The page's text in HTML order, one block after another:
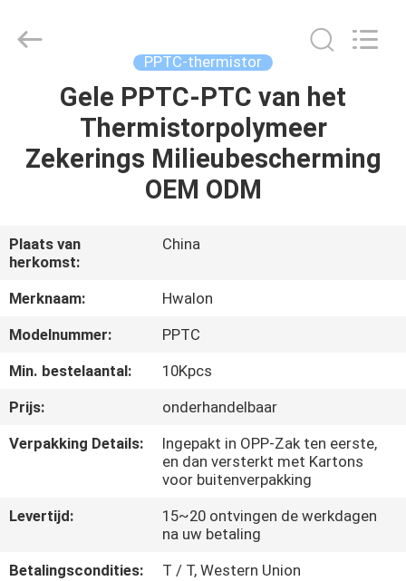
THUIS
PRODUCTEN
ONS
FABRIEKSTOCHT
KWALITEITSCONTROLE
NEEM
CONTACT
ONS
PPTC-thermistor
Gele PPTC-PTC van het
Thermistorpolymeer
Zekerings Milieubescherming
OEM ODM
Plaats van
herkomst:
China
Merknaam:
Hwalon
Modelnummer:
PPTC
Min. bestelaantal:
10Kpcs
Prijs:
onderhandelbaar
Verpakking Details:
Ingepakt in OPP-Zak ten eerste,
en dan versterkt met Kartons
voor buitenverpakking
Levertijd:
15~20 ontvingen de werkdagen
na uw betaling
Betalingscondities:
T / T, Western Union